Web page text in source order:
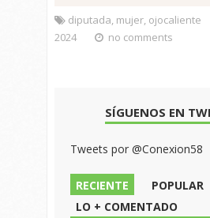
diputada, mujer, ojocaliente
2024
no comments
SÍGUENOS EN
Tweets por @Conexion58
RECIENTE
POPULAR
LO + COMENTADO